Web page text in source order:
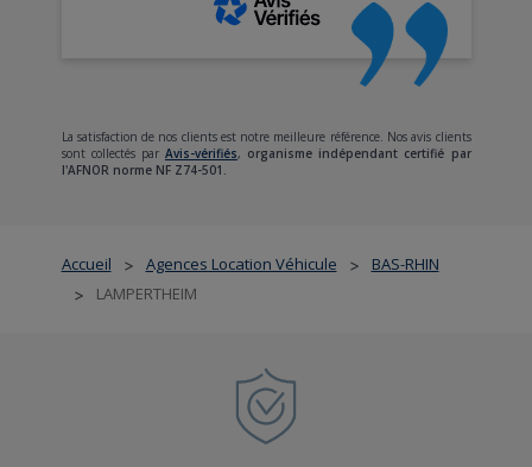
Accueil > Agences Location Véhicule > BAS-RHIN
> LAMPERTHEIM
La satisfaction de nos clients est notre meilleure référence. Nos avis clients
sont collectés par Avis-vérifiés, organisme indépendant certifié par
l'AFNOR norme NF Z74-501.